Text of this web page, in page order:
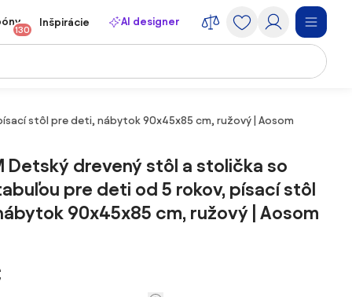
130
Inšpirácie AI designer
stôl pre deti, nábytok 90x45x85 cm, ružový | Aosom
Detský drevený stôl a stolička so
pre deti od 5 rokov, písací stôl
90x45x85 cm, ružový | Aosom